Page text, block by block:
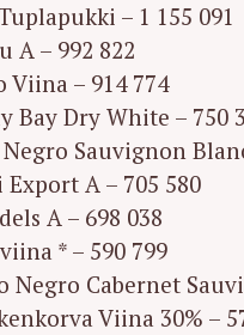
– 1 155 091
A – 992 822
Viina – 914 774
Bay Dry White – 750
Negro Sauvignon
Export A – 705 580
A – 698 038
* – 590 799
Negro Cabernet
Viina 30% –